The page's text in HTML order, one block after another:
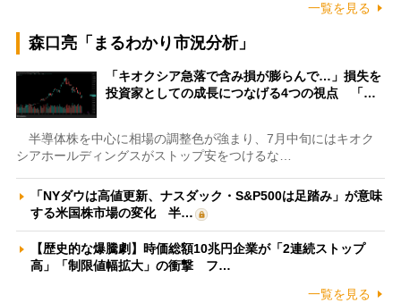
一覧を見る
森口亮「まるわかり市況分析」
「キオクシア急落で含み損が膨らんで…」損失を
投資家としての成長につなげる4つの視点 「…
半導体株を中心に相場の調整色が強まり、7月中旬にはキオク
シアホールディングスがストップ安をつけるな…
「NYダウは高値更新、ナスダック・S&P500は足踏み」が意味
する米国株市場の変化 半…
【歴史的な爆騰劇】時価総額10兆円企業が「2連続ストップ
高」「制限値幅拡大」の衝撃 フ…
一覧を見る